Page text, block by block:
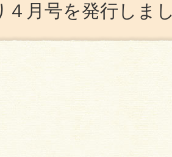
月号を発行しまし